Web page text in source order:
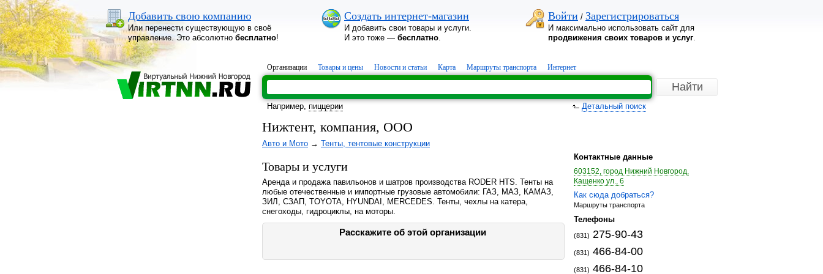
Добавить свою компанию
Или перенести существующую в своё
управление. Это абсолютно бесплатно!
Создать интернет-магазин
И добавить свои товары и услуги.
И это тоже — бесплатно.
Войти / Зарегистрироваться
И максимально использовать сайт для
продвижения своих товаров и услуг.
Организации Товары и цены Новости и статьи Карта Маршруты транспорта Интернет
Например, пиццерии Детальный поиск
Нижтент, компания, ООО
Авто и Мото → Тенты, тентовые конструкции
Товары и услуги
Аренда и продажа павильонов и шатров производства RODER HTS. Тенты на
любые отечественные и импортные грузовые автомобили: ГАЗ, МАЗ, КАМАЗ,
ЗИЛ, СЗАП, TOYOTA, HYUNDAI, MERCEDES. Тенты, чехлы на катера,
снегоходы, гидроциклы, на моторы.
Расскажите об этой организации
Контактные данные
603152, город Нижний Новгород,
Кащенко ул., 6
Как сюда добраться?
Маршруты транспорта
Телефоны
(831) 275-90-43
(831) 466-84-00
(831) 466-84-10